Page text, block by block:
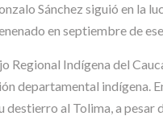
Sánchez siguió en la
en septiembre de
Regional Indígena del
departamental indígena.
destierro al Tolima, a pesar